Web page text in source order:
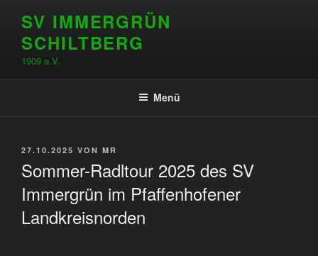
Inhalt
springen
SV IMMERGRÜN
SCHILTBERG
1909 e.V.
Menü
VERÖFFENTLICHT
27.10.2025 VON MR
Sommer-Radltour 2025 des SV
Immergrün im Pfaffenhofener
Landkreisnorden